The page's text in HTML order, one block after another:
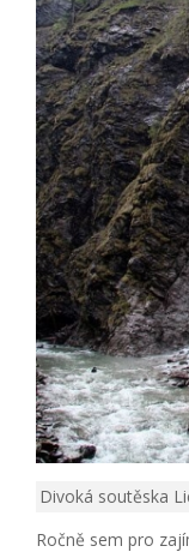
Divoká soutěska
Ročně sem pro